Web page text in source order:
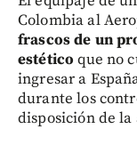
Colombia al
frascos de un
estético que no
ingresar a
durante los
disposición de